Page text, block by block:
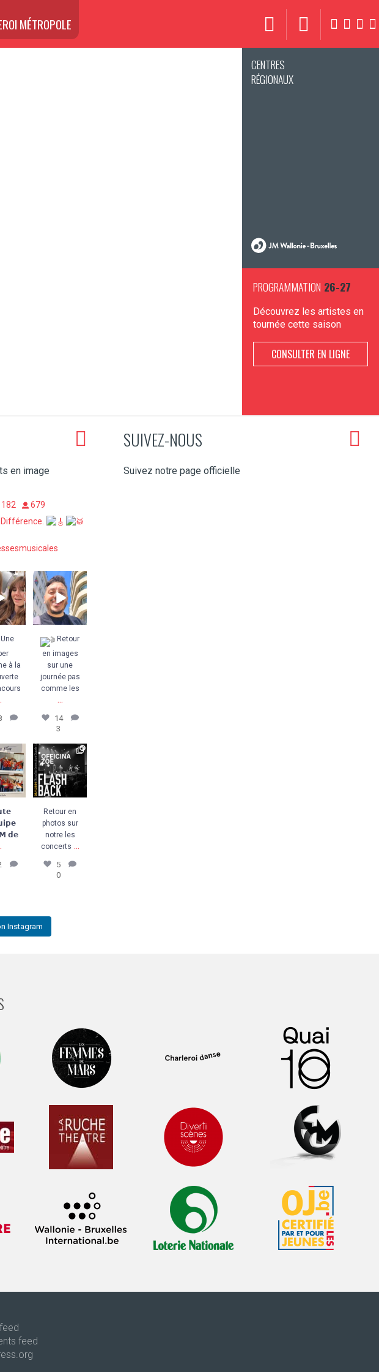
MÉTROPOLE
CENTRES
RÉGIONAUX
PROGRAMMATION 26-27
Découvrez les artistes en
tournée cette saison
CONSULTER EN LIGNE
en image
182
679
super
à la
du
...
5
à la
Retour en
images sur une
journée pas
comme les...
14 3
Retour
en images
sur une
journée pas
comme les
...
14
3
𝗱𝗲𝘀
...
0
𝗱𝗲
Retour en
photos sur
notre les
concerts
...
5 0
Retour en
photos sur
notre les
concerts ...
5
0
Instagram
SUIVEZ-NOUS
Suivez notre page officielle
feed